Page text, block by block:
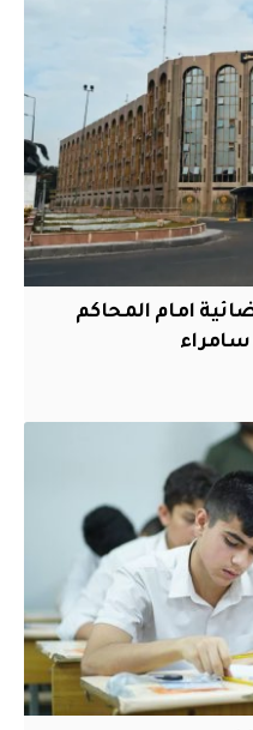
امام المحاكم
سامراء